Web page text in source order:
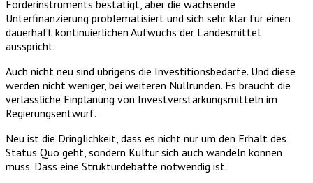
Förderinstruments bestätigt, aber die wachsende
Unterfinanzierung problematisiert und sich sehr klar für einen
dauerhaft kontinuierlichen Aufwuchs der Landesmittel
ausspricht.
Auch nicht neu sind übrigens die Investitionsbedarfe. Und diese
werden nicht weniger, bei weiteren Nullrunden. Es braucht die
verlässliche Einplanung von Investverstärkungsmitteln im
Regierungsentwurf.
Neu ist die Dringlichkeit, dass es nicht nur um den Erhalt des
Status Quo geht, sondern Kultur sich auch wandeln können
muss. Dass eine Strukturdebatte notwendig ist.